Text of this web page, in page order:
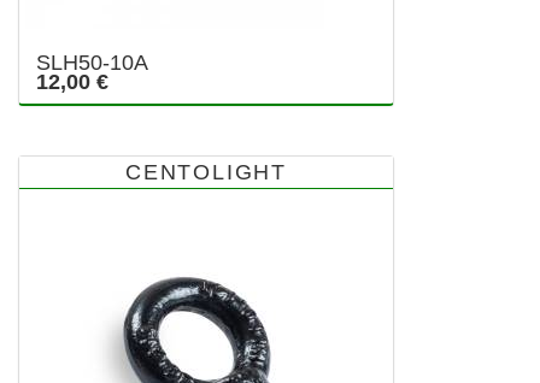
SLH50-10A
12,00 €
CENTOLIGHT